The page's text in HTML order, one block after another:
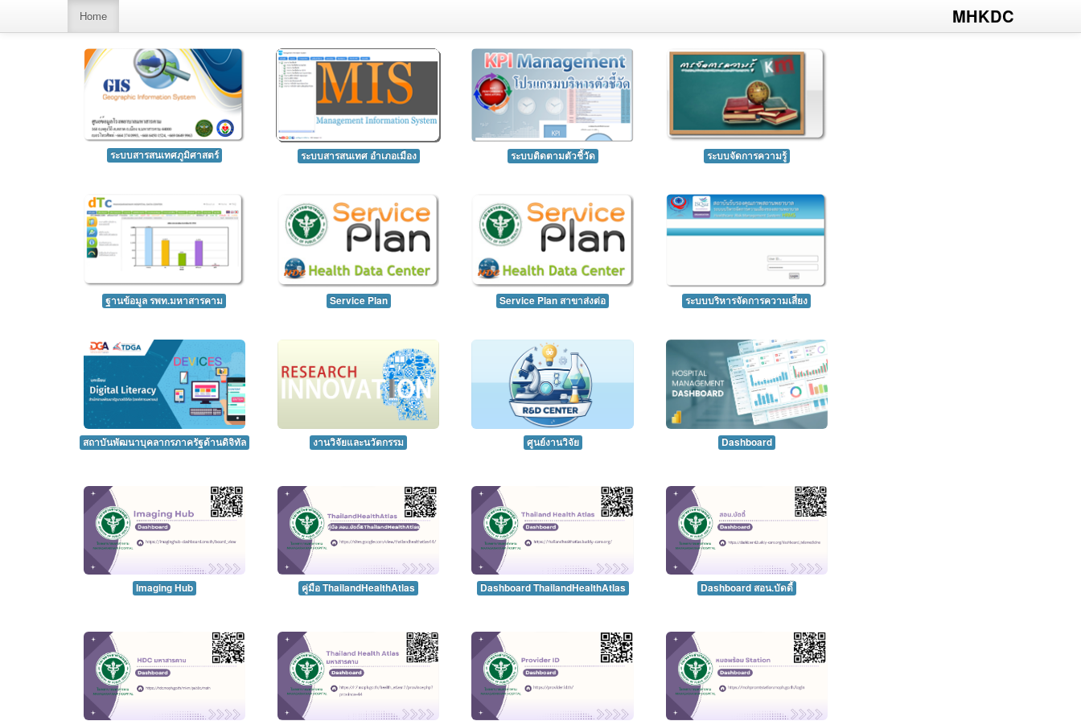
MHKDC
Home
ระบบสารสนเทศภูมิศาสตร์ ระบบสารสนเทศ อำเภอเมือง ระบบติดตามตัวชี้วัด ระบบจัดการความรู้
ฐานข้อมูล รพท.มหาสารคาม Service Plan Service Plan สาขาส่งต่อ ระบบบริหารจัดการความเสี่ยง
สถาบันพัฒนาบุคลากรภาครัฐด้านดิจิทัล งานวิจัยและนวัตกรรม ศูนย์งานวิจัย Dashboard
Imaging Hub คู่มือ ThailandHealthAtlas Dashboard ThailandHealthAtlas Dashboard สอน.บัดดี้